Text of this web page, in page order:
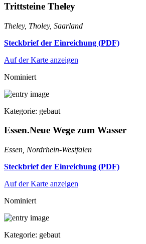
Trittsteine Theley
Theley, Tholey, Saarland
Steckbrief der Einreichung (PDF)
Auf der Karte anzeigen
Nominiert
Kategorie: gebaut
Essen.Neue Wege zum Wasser
Essen, Nordrhein-Westfalen
Steckbrief der Einreichung (PDF)
Auf der Karte anzeigen
Nominiert
Kategorie: gebaut